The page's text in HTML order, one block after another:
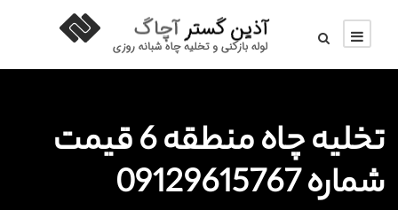
تخلیه چاه منطقه 6 قیمت
شماره 09129615767